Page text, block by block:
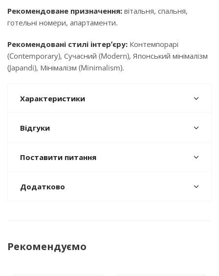
Рекомендоване призначення: вітальня, спальня,
готельні номери, апартаменти.
Рекомендовані стилі інтер’єру: Контемпорарі
(Contemporary), Сучасний (Modern), Японський мінімалізм
(Japandi), Мінімалізм (Minimalism).
Характеристики
Відгуки
Поставити питання
Додатково
Рекомендуємо